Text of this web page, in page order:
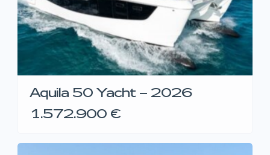
Aquila 50 Yacht – 2026
1.572.900 €